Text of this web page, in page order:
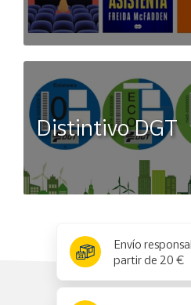
Distintivo DGT
Envío
partir de 20 €